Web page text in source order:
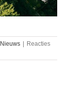
Nieuws
Reacties